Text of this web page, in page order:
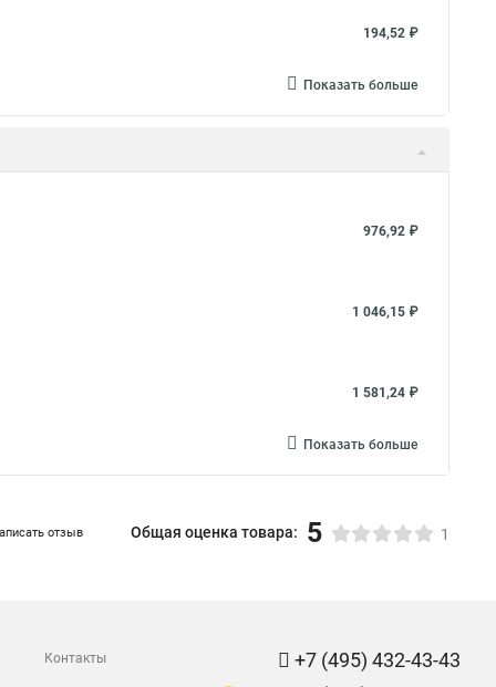
194,52 ₽
Показать больше
976,92 ₽
1 046,15 ₽
1 581,24 ₽
Показать больше
отзыв Общая оценка товара: 5 1
Контакты
+7 (495) 432-43-43